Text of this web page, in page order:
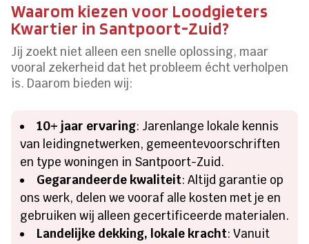
Waarom kiezen voor Loodgieters
Kwartier in Santpoort-Zuid?
Jij zoekt niet alleen een snelle oplossing, maar
vooral zekerheid dat het probleem écht verholpen
is. Daarom bieden wij:
10+ jaar ervaring: Jarenlange lokale kennis
van leidingnetwerken, gemeentevoorschriften
en type woningen in Santpoort-Zuid.
Gegarandeerde kwaliteit: Altijd garantie op
ons werk, delen we vooraf alle kosten met je en
gebruiken wij alleen gecertificeerde materialen.
Landelijke dekking, lokale kracht: Vanuit